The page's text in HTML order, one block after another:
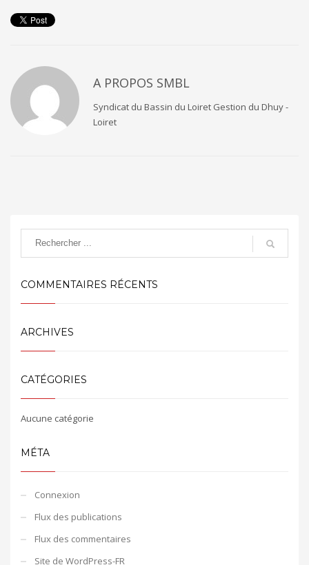
A PROPOS SMBL
Syndicat du Bassin du Loiret Gestion du Dhuy -
Loiret
COMMENTAIRES RÉCENTS
ARCHIVES
CATÉGORIES
Aucune catégorie
MÉTA
Connexion
Flux des publications
Flux des commentaires
Site de WordPress-FR